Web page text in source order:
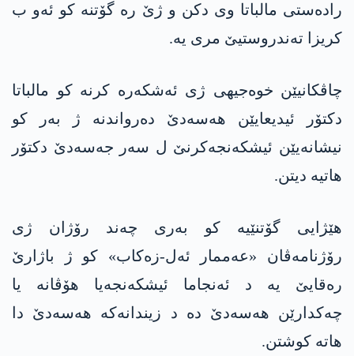
راده‌ستی مالباتا وی دکن و ژێ ره‌ گۆتنه‌ كو ئه‌و ب
كریزا ته‌ندروستیێ مری یه‌.
چاڤكانیێن خوه‌جیهی ژی ئه‌شكه‌ره‌ كرنه‌ كو مالباتا
دكتۆر ئیدیعایێن هه‌سه‌دێ ده‌رواندنه‌ ژ به‌ر كو
نیشانەیێن ئیشکەنجەکرنێ ل سەر جەسەدێ دكتۆر
هاتیه‌ دیتن.
هێژایی گۆتنێیە کو بەری چەند رۆژان ژی
رۆژنامەڤان «عه‌ممار ئەل-زەکاب» كو ژ باژارێ
رەقایێ یه‌ د ئەنجاما ئیشكه‌نجه‌یا هۆڤانە یا
چەکدارێن هەسەدێ دە د زیندانەکە هه‌سه‌دێ دا
هاتە کوشتن.